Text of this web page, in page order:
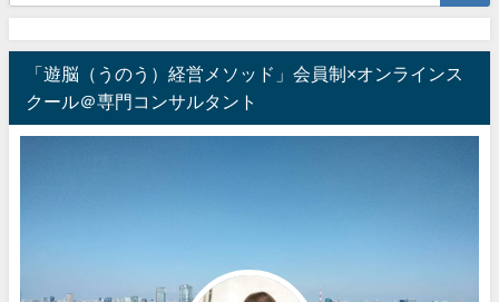
「遊脳（うのう）経営メソッド」会員制×オンラインス
クール＠専門コンサルタント